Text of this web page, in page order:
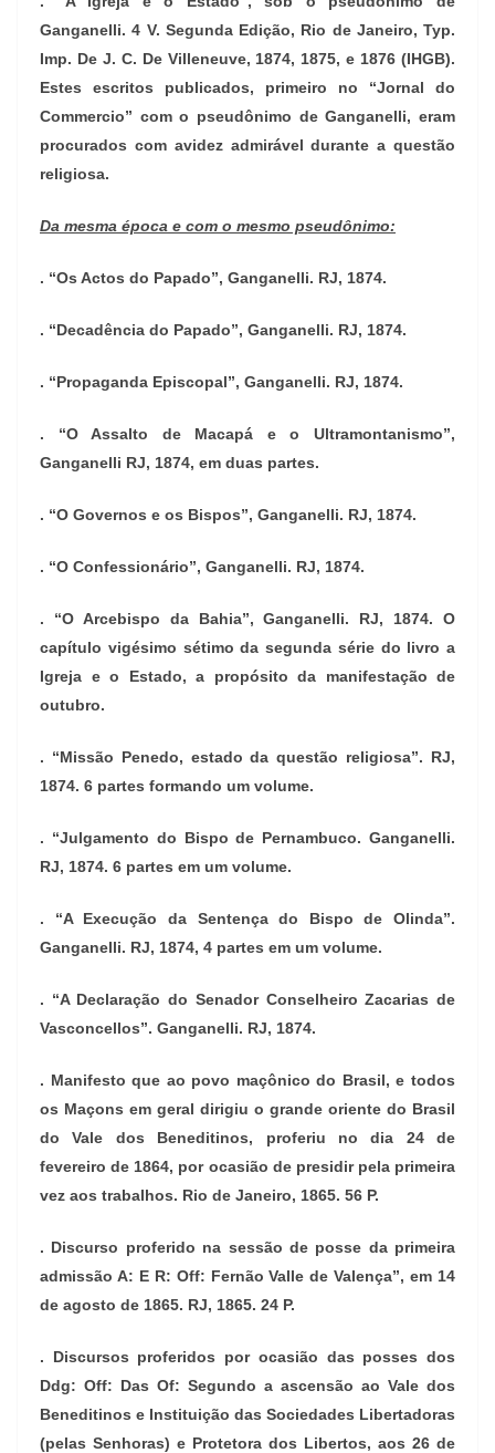
Ganganelli. 4 V. Segunda Edição, Rio de Janeiro, Typ.
Imp. De J. C. De Villeneuve, 1874, 1875, e 1876 (IHGB).
Estes escritos publicados, primeiro no “Jornal do
Commercio” com o pseudônimo de Ganganelli, eram
procurados com avidez admirável durante a questão
religiosa.
Da mesma época e com o mesmo pseudônimo:
. “Os Actos do Papado”, Ganganelli. RJ, 1874.
. “Decadência do Papado”, Ganganelli. RJ, 1874.
. “Propaganda Episcopal”, Ganganelli. RJ, 1874.
. “O Assalto de Macapá e o Ultramontanismo”,
Ganganelli RJ, 1874, em duas partes.
. “O Governos e os Bispos”, Ganganelli. RJ, 1874.
. “O Confessionário”, Ganganelli. RJ, 1874.
. “O Arcebispo da Bahia”, Ganganelli. RJ, 1874. O
capítulo vigésimo sétimo da segunda série do livro a
Igreja e o Estado, a propósito da manifestação de
outubro.
. “Missão Penedo, estado da questão religiosa”. RJ,
1874. 6 partes formando um volume.
. “Julgamento do Bispo de Pernambuco. Ganganelli.
RJ, 1874. 6 partes em um volume.
. “A Execução da Sentença do Bispo de Olinda”.
Ganganelli. RJ, 1874, 4 partes em um volume.
. “A Declaração do Senador Conselheiro Zacarias de
Vasconcellos”. Ganganelli. RJ, 1874.
. Manifesto que ao povo maçônico do Brasil, e todos
os Maçons em geral dirigiu o grande oriente do Brasil
do Vale dos Beneditinos, proferiu no dia 24 de
fevereiro de 1864, por ocasião de presidir pela primeira
vez aos trabalhos. Rio de Janeiro, 1865. 56 P.
. Discurso proferido na sessão de posse da primeira
admissão A: E R: Off: Fernão Valle de Valença”, em 14
de agosto de 1865. RJ, 1865. 24 P.
. Discursos proferidos por ocasião das posses dos
Ddg: Off: Das Of: Segundo a ascensão ao Vale dos
Beneditinos e Instituição das Sociedades Libertadoras
(pelas Senhoras) e Protetora dos Libertos, aos 26 de